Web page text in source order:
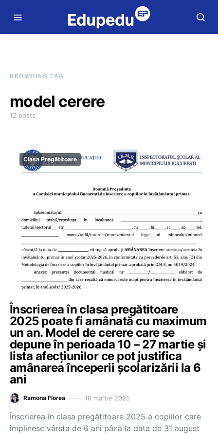
BROWSING TAG
model cerere
12 posts
Clasa Pregătitoare
Înscrierea în clasa pregătitoare
2025 poate fi amânată cu maximum
un an. Model de cerere care se
depune în perioada 10 – 27 martie și
lista afecțiunilor ce pot justifica
amânarea începerii școlarizării la 6
ani
Ramona Florea 10 martie 2025
Înscrierea în clasa pregătitoare 2025 a copiilor care
împlinesc vârsta de 6 ani până la data de 31 august